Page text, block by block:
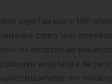
Isso significa que o ERP
variáveis como teor
nível de emissão de
possuem arquitetura de
esse cruzamento em